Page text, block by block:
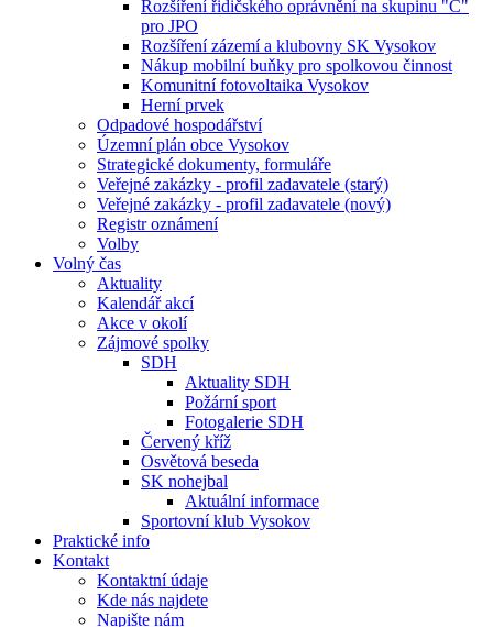
Rozšíření řidičského oprávnění na skupinu "C"
pro JPO
Rozšíření zázemí a klubovny SK Vysokov
Nákup mobilní buňky pro spolkovou činnost
Komunitní fotovoltaika Vysokov
Herní prvek
Odpadové hospodářství
Územní plán obce Vysokov
Strategické dokumenty, formuláře
Veřejné zakázky - profil zadavatele (starý)
Veřejné zakázky - profil zadavatele (nový)
Registr oznámení
Volby
Volný čas
Aktuality
Kalendář akcí
Akce v okolí
Zájmové spolky
SDH
Aktuality SDH
Požární sport
Fotogalerie SDH
Červený kříž
Osvětová beseda
SK nohejbal
Aktuální informace
Sportovní klub Vysokov
Praktické info
Kontakt
Kontaktní údaje
Kde nás najdete
Napište nám